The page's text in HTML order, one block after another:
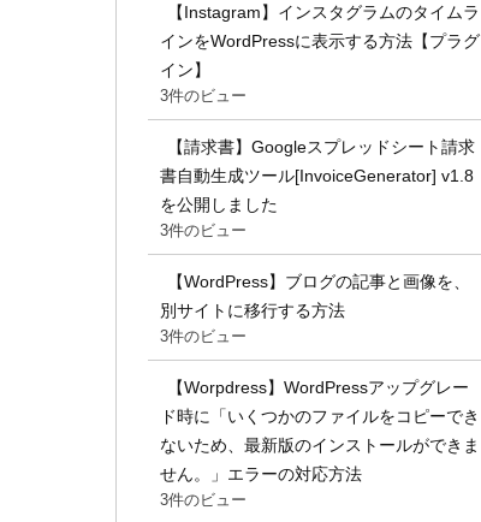
【Instagram】インスタグラムのタイムラ
インをWordPressに表示する方法【プラグ
イン】
3件のビュー
【請求書】Googleスプレッドシート請求
書自動生成ツール[InvoiceGenerator] v1.8
を公開しました
3件のビュー
【WordPress】ブログの記事と画像を、
別サイトに移行する方法
3件のビュー
【Worpdress】WordPressアップグレー
ド時に「いくつかのファイルをコピーでき
ないため、最新版のインストールができま
せん。」エラーの対応方法
3件のビュー